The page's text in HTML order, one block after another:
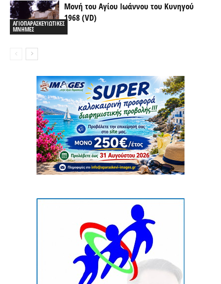
ΑΓΙΟΠΑΡΑΣΚΕΥΙΩΤΙΚΕΣ
ΜΝΗΜΕΣ
Μονή του Αγίου Ιωάννου του Κυνηγού
1968 (VD)